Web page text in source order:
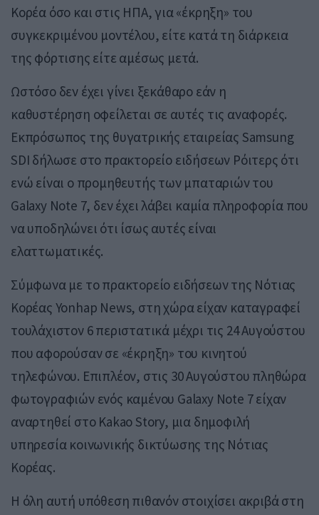
Κορέα όσο και στις ΗΠΑ, για «έκρηξη» του
συγκεκριμένου μοντέλου, είτε κατά τη διάρκεια
της φόρτισης είτε αμέσως μετά.
Ωστόσο δεν έχει γίνει ξεκάθαρο εάν η
καθυστέρηση οφείλεται σε αυτές τις αναφορές.
Εκπρόσωπος της θυγατρικής εταιρείας Samsung
SDI δήλωσε στο πρακτορείο ειδήσεων Ρόιτερς ότι
ενώ είναι ο προμηθευτής των μπαταριών του
Galaxy Note 7, δεν έχει λάβει καμία πληροφορία που
να υποδηλώνει ότι ίσως αυτές είναι
ελαττωματικές.
Σύμφωνα με το πρακτορείο ειδήσεων της Νότιας
Κορέας Yonhap News, στη χώρα είχαν καταγραφεί
τουλάχιστον 6 περιστατικά μέχρι τις 24 Αυγούστου
που αφορούσαν σε «έκρηξη» του κινητού
τηλεφώνου. Επιπλέον, στις 30 Αυγούστου πληθώρα
φωτογραφιών ενός καμένου Galaxy Note 7 είχαν
αναρτηθεί στο Kakao Story, μια δημοφιλή
υπηρεσία κοινωνικής δικτύωσης της Νότιας
Κορέας.
Η όλη αυτή υπόθεση πιθανόν στοιχίσει ακριβά στη